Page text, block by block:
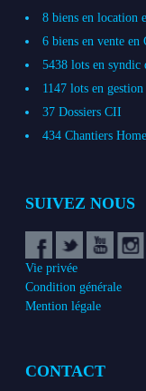
8 biens en location
6 biens en vente en
5438 lots en syndic
1147 lots en gestion
37 Dossiers CII
434 Chantiers
SUIVEZ NOUS
Vie privée
Condition générale
Mention légale
CONTACT